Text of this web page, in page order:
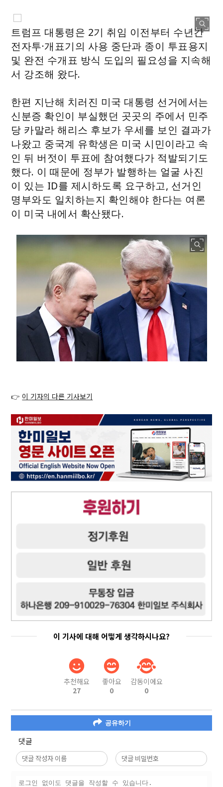
트럼프 대통령은 2기 취임 이전부터 수년간
전자투·개표기의 사용 중단과 종이 투표용지
및 완전 수개표 방식 도입의 필요성을 지속해
서 강조해 왔다.
한편 지난해 치러진 미국 대통령 선거에서는
신분증 확인이 부실했던 곳곳의 주에서 민주
당 카말라 해리스 후보가 우세를 보인 결과가
나왔고 중국계 유학생은 미국 시민이라고 속
인 뒤 버젓이 투표에 참여했다가 적발되기도
했다. 이 때문에 정부가 발행하는 얼굴 사진
이 있는 ID를 제시하도록 요구하고, 선거인
명부와도 일치하는지 확인해야 한다는 여론
이 미국 내에서 확산됐다.
👉 이 기자의 다른 기사보기
이 기사에 대해 어떻게 생각하시나요?
추천해요
27
좋아요
0
감동이에요
0
공유하기
댓글